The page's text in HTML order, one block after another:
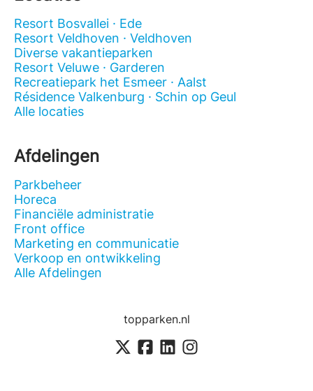
Resort Bosvallei · Ede
Resort Veldhoven · Veldhoven
Diverse vakantieparken
Resort Veluwe · Garderen
Recreatiepark het Esmeer · Aalst
Résidence Valkenburg · Schin op Geul
Alle locaties
Afdelingen
Parkbeheer
Horeca
Financiële administratie
Front office
Marketing en communicatie
Verkoop en ontwikkeling
Alle Afdelingen
topparken.nl